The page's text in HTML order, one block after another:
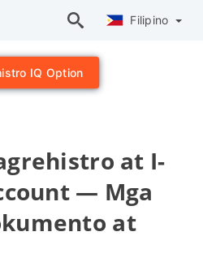
Filipino
IQ Option
at I-
— Mga
at